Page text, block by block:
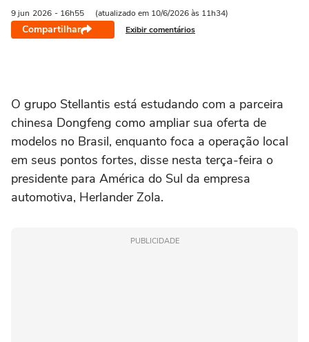
9 jun 2026 - 16h55 (atualizado em 10/6/2026 às 11h34)
Compartilhar Exibir comentários
O grupo Stellantis está estudando com a parceira
‌chinesa Dongfeng como ampliar sua oferta de
modelos no Brasil, enquanto foca a operação local
em seus pontos fortes, disse nesta terça-feira o
presidente para América do Sul da empresa
automotiva, Herlander Zola.
PUBLICIDADE